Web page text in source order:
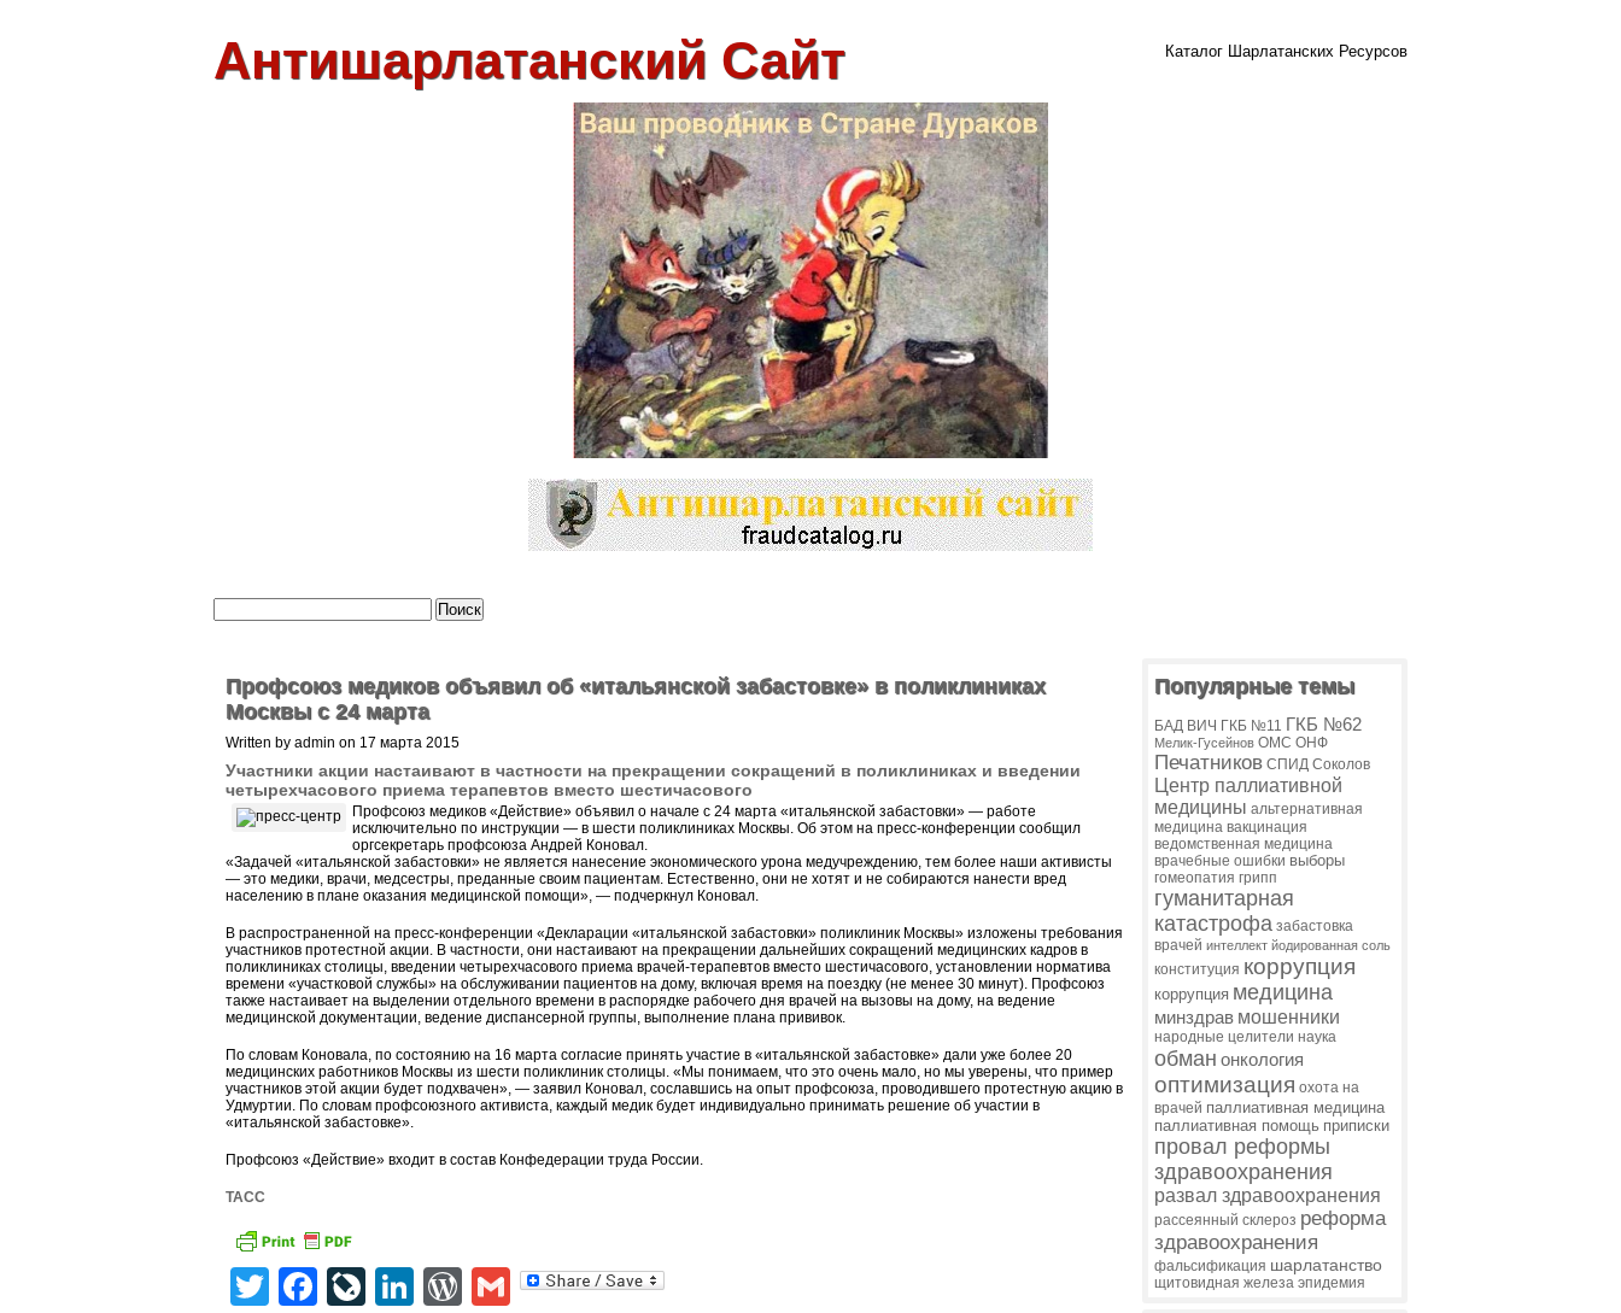
Антишарлатанский Сайт Каталог Шарлатанских Ресурсов
Профсоюз медиков объявил об «итальянской забастовке» в поликлиниках
Москвы с 24 марта
Written by admin on 17 марта 2015
Участники акции настаивают в частности на прекращении сокращений в поликлиниках и введении
четырехчасового приема терапевтов вместо шестичасового
Профсоюз медиков «Действие» объявил о начале с 24 марта «итальянской забастовки» — работе
исключительно по инструкции — в шести поликлиниках Москвы. Об этом на пресс-конференции сообщил
оргсекретарь профсоюза Андрей Коновал.
«Задачей «итальянской забастовки» не является нанесение экономического урона медучреждению, тем более наши активисты
— это медики, врачи, медсестры, преданные своим пациентам. Естественно, они не хотят и не собираются нанести вред
населению в плане оказания медицинской помощи», — подчеркнул Коновал.
В распространенной на пресс-конференции «Декларации «итальянской забастовки» поликлиник Москвы» изложены требования
участников протестной акции. В частности, они настаивают на прекращении дальнейших сокращений медицинских кадров в
поликлиниках столицы, введении четырехчасового приема врачей-терапевтов вместо шестичасового, установлении норматива
времени «участковой службы» на обслуживании пациентов на дому, включая время на поездку (не менее 30 минут). Профсоюз
также настаивает на выделении отдельного времени в распорядке рабочего дня врачей на вызовы на дому, на ведение
медицинской документации, ведение диспансерной группы, выполнение плана прививок.
По словам Коновала, по состоянию на 16 марта согласие принять участие в «итальянской забастовке» дали уже более 20
медицинских работников Москвы из шести поликлиник столицы. «Мы понимаем, что это очень мало, но мы уверены, что пример
участников этой акции будет подхвачен», — заявил Коновал, сославшись на опыт профсоюза, проводившего протестную акцию в
Удмуртии. По словам профсоюзного активиста, каждый медик будет индивидуально принимать решение об участии в
«итальянской забастовке».
Профсоюз «Действие» входит в состав Конфедерации труда России.
ТАСС
TwitterFacebook
LiveJournal
LinkedIn
WordPress
Gmail
Популярные темы
БАД ВИЧ ГКБ №11 ГКБ №62
Мелик-Гусейнов ОМС ОНФ
Печатников СПИД Соколов
Центр паллиативной
медицины альтернативная
медицина вакцинация
ведомственная медицина
врачебные ошибки выборы
гомеопатия грипп
гуманитарная
катастрофа забастовка
врачей интеллект йодированная соль
конституция коррупция
коррупция медицина
минздрав мошенники
народные целители наука
обман онкология
оптимизация охота на
врачей паллиативная медицина
паллиативная помощь приписки
провал реформы
здравоохранения
развал здравоохранения
рассеянный склероз реформа
здравоохранения
фальсификация шарлатанство
щитовидная железа эпидемия